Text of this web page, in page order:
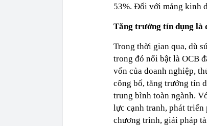
53%. Đối với mảng kinh
Tăng trưởng tín dụng là
Trong thời gian qua, dù
trong đó nổi bật là OCB
vốn của doanh nghiệp,
công bố, tăng trưởng tín
trung bình toàn ngành.
lực cạnh tranh, phát triển
chương trình, giải pháp